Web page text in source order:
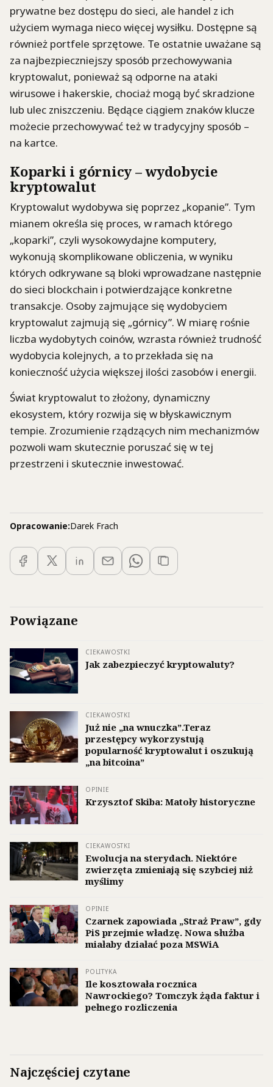
prywatne bez dostępu do sieci, ale handel z ich
użyciem wymaga nieco więcej wysiłku. Dostępne są
również portfele sprzętowe. Te ostatnie uważane są
za najbezpieczniejszy sposób przechowywania
kryptowalut, ponieważ są odporne na ataki
wirusowe i hakerskie, chociaż mogą być skradzione
lub ulec zniszczeniu. Będące ciągiem znaków klucze
możecie przechowywać też w tradycyjny sposób –
na kartce.
Koparki i górnicy – wydobycie
kryptowalut
Kryptowalut wydobywa się poprzez „kopanie”. Tym
mianem określa się proces, w ramach którego
„koparki”, czyli wysokowydajne komputery,
wykonują skomplikowane obliczenia, w wyniku
których odkrywane są bloki wprowadzane następnie
do sieci blockchain i potwierdzające konkretne
transakcje. Osoby zajmujące się wydobyciem
kryptowalut zajmują się „górnicy”. W miarę rośnie
liczba wydobytych coinów, wzrasta również trudność
wydobycia kolejnych, a to przekłada się na
konieczność użycia większej ilości zasobów i energii.
Świat kryptowalut to złożony, dynamiczny
ekosystem, który rozwija się w błyskawicznym
tempie. Zrozumienie rządzących nim mechanizmów
pozwoli wam skutecznie poruszać się w tej
przestrzeni i skutecznie inwestować.
Opracowanie:Darek Frach
Powiązane
CIEKAWOSTKI
Jak zabezpieczyć kryptowaluty?
CIEKAWOSTKI
Już nie „na wnuczka”.Teraz
przestępcy wykorzystują
popularność kryptowalut i oszukują
„na bitcoina”
OPINIE
Krzysztof Skiba: Matoły historyczne
CIEKAWOSTKI
Ewolucja na sterydach. Niektóre
zwierzęta zmieniają się szybciej niż
myślimy
OPINIE
Czarnek zapowiada „Straż Praw”, gdy
PiS przejmie władzę. Nowa służba
miałaby działać poza MSWiA
POLITYKA
Ile kosztowała rocznica
Nawrockiego? Tomczyk żąda faktur i
pełnego rozliczenia
Najczęściej czytane